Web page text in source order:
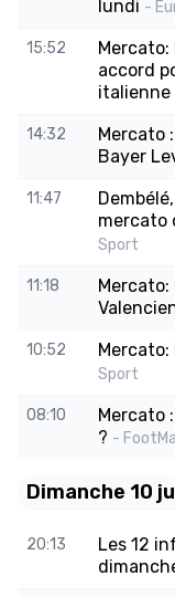
lundi -
15:52
Mercato:
accord
italienne
14:32
Mercato
Bayer
11:47
mercato
Sport
11:18
10:52
Sport
08:10
Mercato
? -
Dimanche 10
20:13
Les 12